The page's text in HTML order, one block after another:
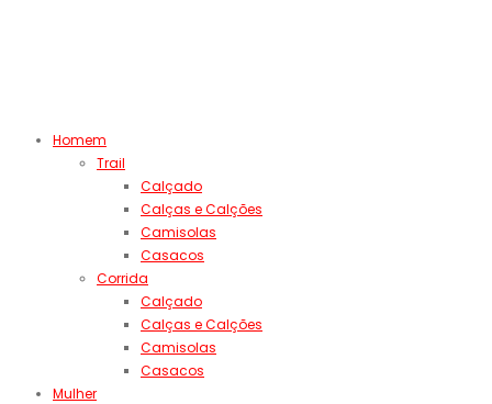
Homem
Trail
Calçado
Calças e Calções
Camisolas
Casacos
Corrida
Calçado
Calças e Calções
Camisolas
Casacos
Mulher